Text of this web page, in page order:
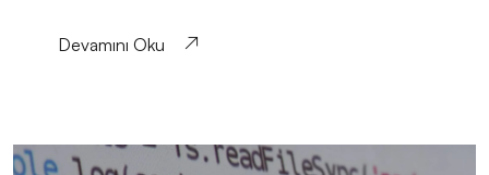
Devamını Oku